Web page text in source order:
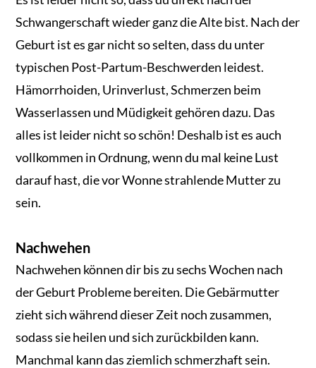
Schwangerschaft wieder ganz die Alte bist. Nach der
Geburt ist es gar nicht so selten, dass du unter
typischen Post-Partum-Beschwerden leidest.
Hämorrhoiden, Urinverlust, Schmerzen beim
Wasserlassen und Müdigkeit gehören dazu. Das
alles ist leider nicht so schön! Deshalb ist es auch
vollkommen in Ordnung, wenn du mal keine Lust
darauf hast, die vor Wonne strahlende Mutter zu
sein.
Nachwehen
Nachwehen können dir bis zu sechs Wochen nach
der Geburt Probleme bereiten. Die Gebärmutter
zieht sich während dieser Zeit noch zusammen,
sodass sie heilen und sich zurückbilden kann.
Manchmal kann das ziemlich schmerzhaft sein.